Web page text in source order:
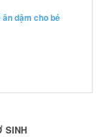
dặm cho bé
SINH